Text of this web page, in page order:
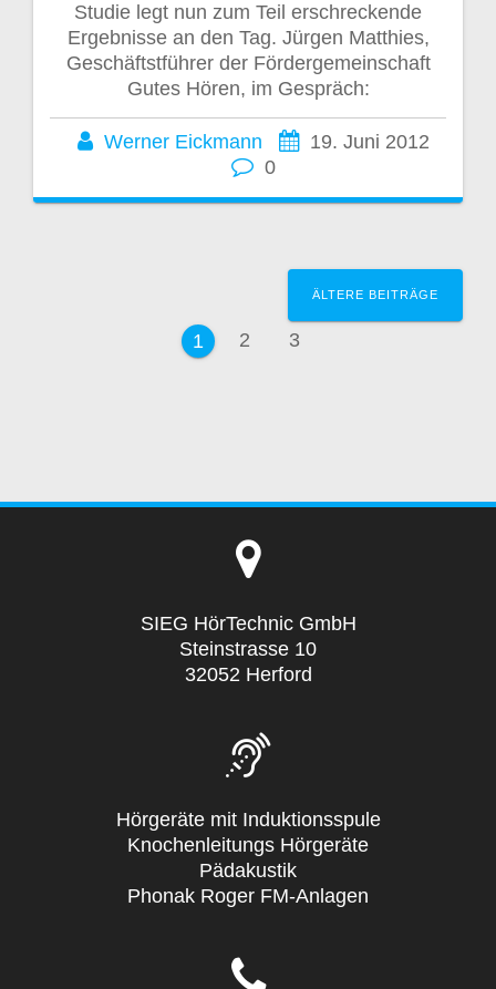
Studie legt nun zum Teil erschreckende
Ergebnisse an den Tag. Jürgen Matthies,
Geschäftstführer der Fördergemeinschaft
Gutes Hören, im Gespräch:
Werner Eickmann
19. Juni 2012
0
Beitragsnavigation
Seite
1 Seite
2 Seite
3
ÄLTERE BEITRÄGE
SIEG HörTechnic GmbH
Steinstrasse 10
32052 Herford
Hörgeräte mit Induktionsspule
Knochenleitungs Hörgeräte
Pädakustik
Phonak Roger FM-Anlagen